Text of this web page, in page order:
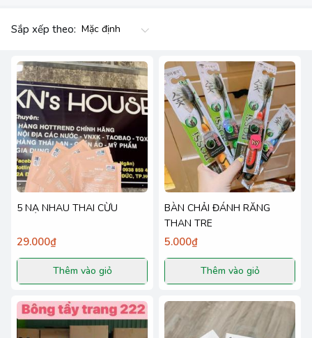
Sắp xếp theo:
5 NẠ NHAU THAI CỪU
29.000₫
Thêm vào giỏ
BÀN CHẢI ĐÁNH RĂNG
THAN TRE
5.000₫
Thêm vào giỏ